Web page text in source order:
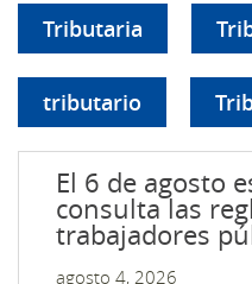
Tributaria
tributario
El 6 de agosto
consulta las
trabajadores
agosto 4, 2026